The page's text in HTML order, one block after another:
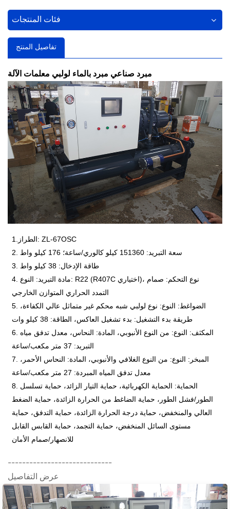
فئات المنتجات
تفاصيل المنتج
مبرد صناعي مبرد بالماء لولبي معلمات الآلة
1.الطراز: ZL-67OSC
2. سعة التبريد: 151360 كيلو كالوري/ساعة؛ 176 كيلو واط
3. طاقة الإدخال: 38 كيلو واط
4. مادة التبريد: النوع: R22 (R407C اختياري)، نوع التحكم: صمام
التمدد الحراري المتوازن الخارجي
5. الضواغط: النوع: نوع لولبي شبه محكم غير متماثل عالي الكفاءة،
طريقة بدء التشغيل: بدء تشغيل العاكس، الطاقة: 38 كيلو وات
6. المكثف: النوع: من النوع الأنبوبي، المادة: النحاس، معدل تدفق مياه
التبريد: 37 متر مكعب/ساعة
7. المبخر: النوع: من النوع الغلافي والأنبوبي، المادة: النحاس الأحمر،
معدل تدفق المياه المبردة: 27 متر مكعب/ساعة
8. الحماية: الحماية الكهربائية، حماية التيار الزائد، حماية تسلسل
الطور/فشل الطور، حماية الضاغط من الحرارة الزائدة، حماية الضغط
العالي والمنخفض، حماية درجة الحرارة الزائدة، حماية التدفق، حماية
مستوى السائل المنخفض، حماية التجمد، حماية القابس القابل
للانصهار/صمام الأمان
-----------------------------
عرض التفاصيل